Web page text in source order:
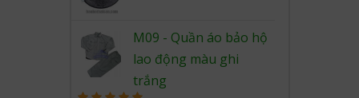
M09 - Quần áo bảo hộ
lao động màu ghi
trắng